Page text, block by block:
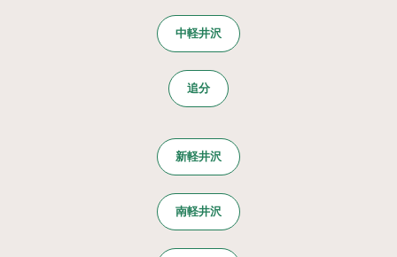
中軽井沢
追分
新軽井沢
南軽井沢